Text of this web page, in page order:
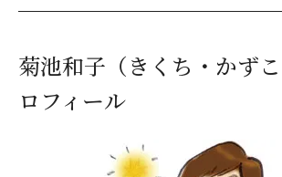
菊池和子（きくち・かず
ロフィール